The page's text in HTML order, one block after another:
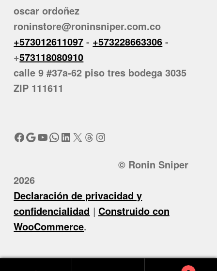
oscar ordoñez
roninstore@roninsniper.com.co
+573012611097 - +573228663306 -
+573118080910
calle 9 #37a-62 piso tres bodega 3035
ZIP 111611
Facebook
Google
YouTube
WhatsApp
LinkedIn
X Threads
Instagram
© Ronin Sniper
2026
Declaración de privacidad y
confidencialidad
Construido con
WooCommerce.